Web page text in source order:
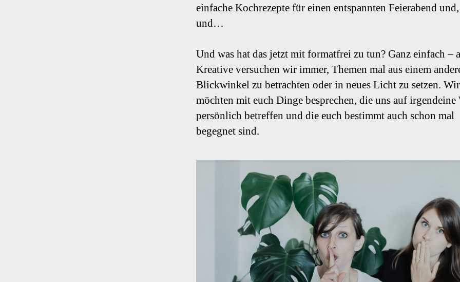
einfache Kochrezepte für einen entspannten Feierabend
und…
Und was hat das jetzt mit formatfrei zu tun? Ganz einfach –
Kreative versuchen wir immer, Themen mal aus einem
Blickwinkel zu betrachten oder in neues Licht zu setzen. Wir
möchten mit euch Dinge besprechen, die uns auf irgendeine
persönlich betreffen und die euch bestimmt auch schon mal
begegnet sind.